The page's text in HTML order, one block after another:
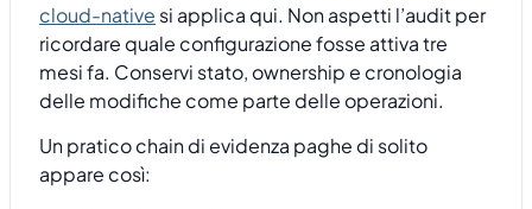
cloud-native si applica qui. Non aspetti l’audit per
ricordare quale configurazione fosse attiva tre
mesi fa. Conservi stato, ownership e cronologia
delle modifiche come parte delle operazioni.
Un pratico chain di evidenza paghe di solito
appare così: